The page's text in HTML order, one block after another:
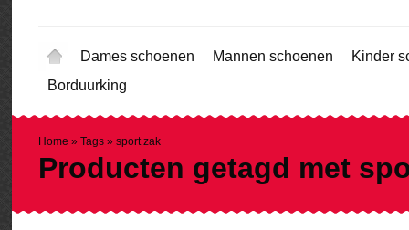
Dames schoenen Mannen schoenen
Kinder
Borduurking
Home » Tags » sport zak
Producten getagd met